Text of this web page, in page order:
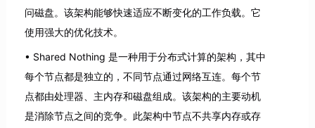
问磁盘。该架构能够快速适应不断变化的工作负载。它
使用强大的优化技术。
Shared Nothing 是一种用于分布式计算的架构，其中
每个节点都是独立的，不同节点通过网络互连。每个节
点都由处理器、主内存和磁盘组成。该架构的主要动机
是消除节点之间的竞争。此架构中节点不共享内存或存